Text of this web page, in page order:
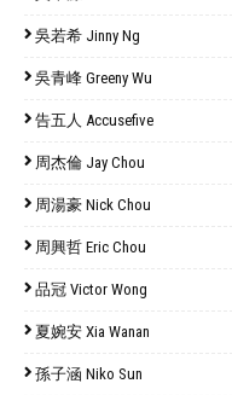
吳若希 Jinny Ng
吳青峰 Greeny Wu
告五人 Accusefive
周杰倫 Jay Chou
周湯豪 Nick Chou
周興哲 Eric Chou
品冠 Victor Wong
夏婉安 Xia Wanan
孫子涵 Niko Sun